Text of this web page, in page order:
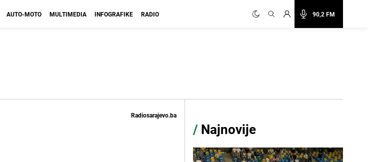
90,2 FM
AUTO-MOTO MULTIMEDIA INFOGRAFIKE RADIO
Radiosarajevo.ba
/ Najnovije